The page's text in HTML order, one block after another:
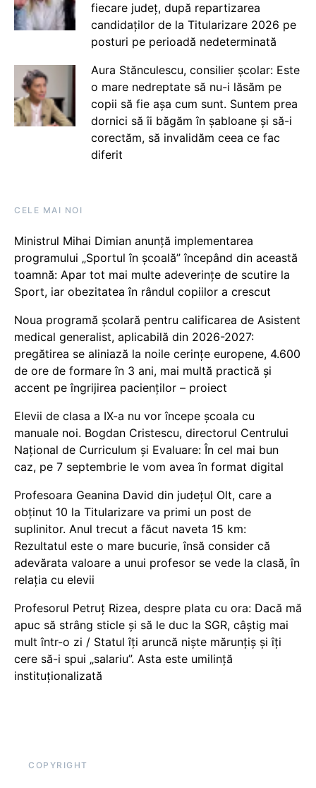
fiecare județ, după repartizarea
candidaților de la Titularizare 2026 pe
posturi pe perioadă nedeterminată
Aura Stănculescu, consilier școlar: Este
o mare nedreptate să nu-i lăsăm pe
copii să fie așa cum sunt. Suntem prea
dornici să îi băgăm în șabloane și să-i
corectăm, să invalidăm ceea ce fac
diferit
CELE MAI NOI
Ministrul Mihai Dimian anunță implementarea
programului „Sportul în școală” începând din această
toamnă: Apar tot mai multe adeverințe de scutire la
Sport, iar obezitatea în rândul copiilor a crescut
Noua programă școlară pentru calificarea de Asistent
medical generalist, aplicabilă din 2026-2027:
pregătirea se aliniază la noile cerințe europene, 4.600
de ore de formare în 3 ani, mai multă practică și
accent pe îngrijirea pacienților – proiect
Elevii de clasa a IX-a nu vor începe școala cu
manuale noi. Bogdan Cristescu, directorul Centrului
Național de Curriculum și Evaluare: În cel mai bun
caz, pe 7 septembrie le vom avea în format digital
Profesoara Geanina David din județul Olt, care a
obținut 10 la Titularizare va primi un post de
suplinitor. Anul trecut a făcut naveta 15 km:
Rezultatul este o mare bucurie, însă consider că
adevărata valoare a unui profesor se vede la clasă, în
relația cu elevii
Profesorul Petruț Rizea, despre plata cu ora: Dacă mă
apuc să strâng sticle și să le duc la SGR, câștig mai
mult într-o zi / Statul îți aruncă niște mărunțiș și îți
cere să-i spui „salariu”. Asta este umilință
instituționalizată
COPYRIGHT